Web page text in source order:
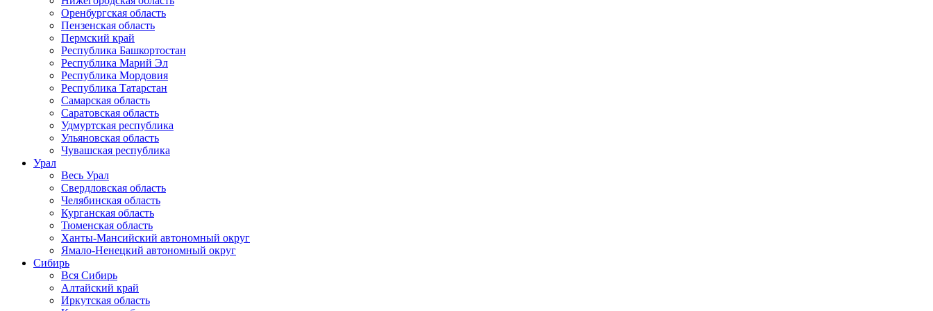
Оренбургская область
Пензенская область
Пермский край
Республика Башкортостан
Республика Марий Эл
Республика Мордовия
Республика Татарстан
Самарская область
Саратовская область
Удмуртская республика
Ульяновская область
Чувашская республика
Урал
Весь Урал
Свердловская область
Челябинская область
Курганская область
Тюменская область
Ханты-Мансийский автономный округ
Ямало-Ненецкий автономный округ
Сибирь
Вся Сибирь
Алтайский край
Иркутская область